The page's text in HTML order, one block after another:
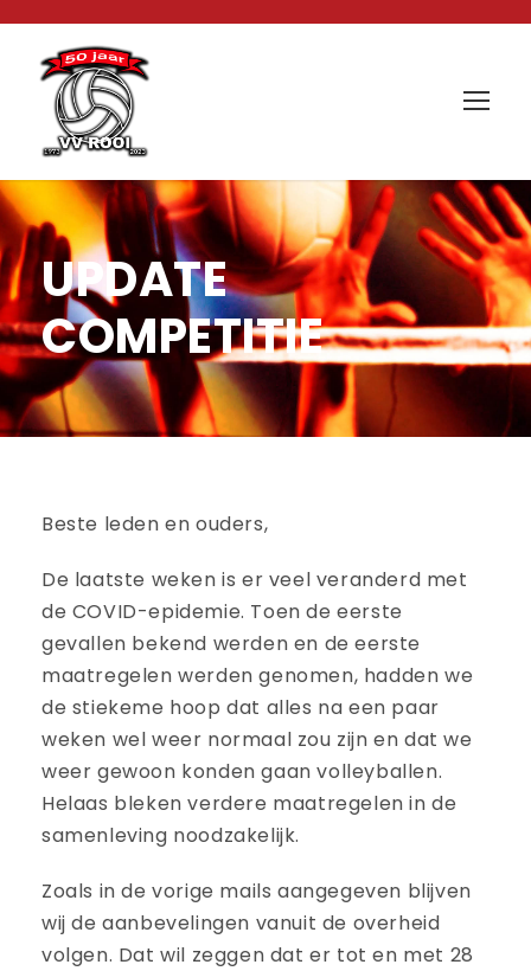
UPDATE
COMPETITIE
Beste leden en ouders,
De laatste weken is er veel veranderd met
de COVID-epidemie. Toen de eerste
gevallen bekend werden en de eerste
maatregelen werden genomen, hadden we
de stiekeme hoop dat alles na een paar
weken wel weer normaal zou zijn en dat we
weer gewoon konden gaan volleyballen.
Helaas bleken verdere maatregelen in de
samenleving noodzakelijk.
Zoals in de vorige mails aangegeven blijven
wij de aanbevelingen vanuit de overheid
volgen. Dat wil zeggen dat er tot en met 28